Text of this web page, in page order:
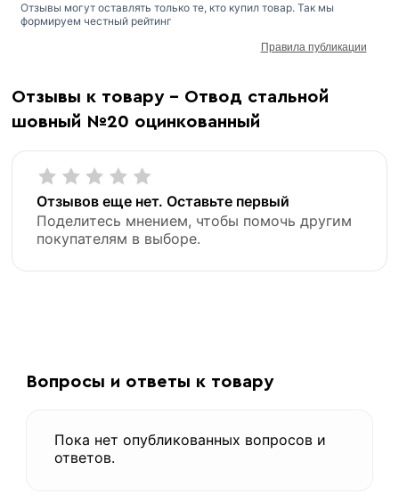
Отзывы к товару - Отвод стальной
шовный №20 оцинкованный
Отзывов еще нет. Оставьте первый
Поделитесь мнением, чтобы помочь другим
покупателям в выборе.
Отзывы могут оставлять только те, кто купил товар. Так мы
формируем честный рейтинг
Правила публикации
Вопросы и ответы к товару
Пока нет опубликованных вопросов и
ответов.